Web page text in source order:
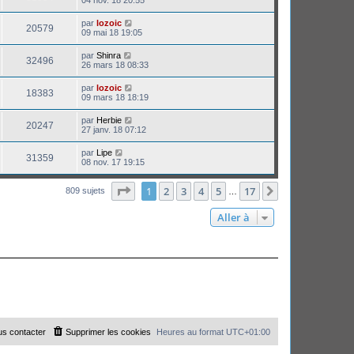
20579 par lozoic
09 mai 18 19:05
32496 par Shinra
26 mars 18 08:33
18383 par lozoic
09 mars 18 18:19
20247 par Herbie
27 janv. 18 07:12
31359 par Lipe
08 nov. 17 19:15
809 sujets Page sur17
1 2 3 4 5 17
Aller à
Heures au format UTC+01:00
Supprimer les cookies
contacter